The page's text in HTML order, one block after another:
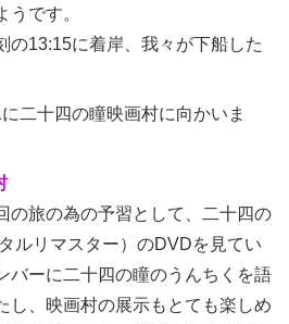
うです。
の13:15に着岸、我々が下船した
二十四の瞳映画村に向かいま
の旅の為の予習として、二十四の
ルリマスター）のDVDを見てい
バーに二十四の瞳のうんちくを語
し、映画村の展示もとても楽しめ